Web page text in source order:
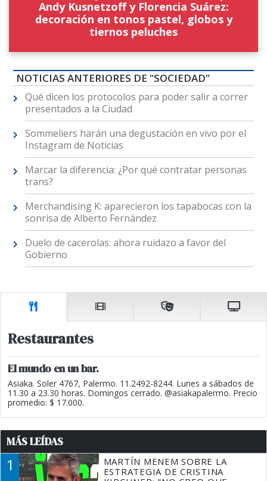
Andy Kusnetzoff y Florencia Suárez:
decoración en tonos pastel, globos y
tiernos peluches
NOTICIAS ANTERIORES DE "SOCIEDAD"
Qué dicen los protocolos para poder salir a correr
presentados a la Ciudad
Sommeliers harán una degustación en vivo por el
Instagram de Noticias
Marcar la diferencia: ¿Por qué contratar personas
trans?
Merchandising K: aparecieron los tapabocas con la
sonrisa de Alberto Fernández
Duelo de cacerolas: ahora ruidazo a favor del
Gobierno
Restaurantes
El mundo en un bar.
Asiaka. Soler 4767, Palermo. 11.2492-8244. Lunes a sábados de
11.30 a 23.30 horas. Domingos cerrado. @asiakapalermo. Precio
promedio: $ 17.000.
MÁS LEÍDAS
1
MARTÍN MENEM SOBRE LA
ESTRATEGIA DE CRISTINA